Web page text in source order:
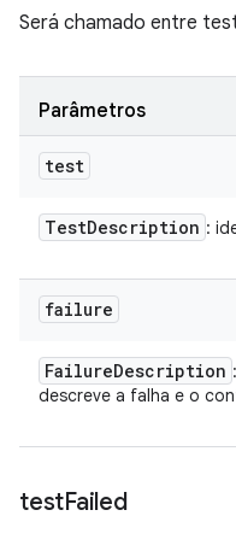
Será chamado entre
Parâmetros
test
TestDescription :
failure
FailureDescription :
descreve a falha e o
testFailed